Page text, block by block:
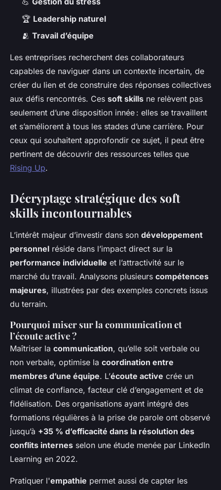
🏆 Leadership naturel
🫂 Travail d’équipe
Les entreprises recherchent des collaborateurs
capables de naviguer dans un contexte incertain, de
créer du lien et de construire des réponses collectives
aux défis rencontrés. Ces soft skills ne relèvent pas
seulement d’une disposition innée : elles se travaillent
et s’améliorent à tous les stades d’une carrière. Pour
ceux qui souhaitent approfondir ce sujet, il peut être
pertinent de découvrir des ressources telles que
Rising Up.
Décryptage stratégique des soft
skills incontournables
L’intérêt majeur d’investir dans son développement
personnel réside dans l’impact direct sur la
performance individuelle et l’attractivité sur le
marché du travail. Analysons plusieurs compétences
majeures, illustrées par des exemples concrets issus
du terrain.
Pourquoi miser sur la communication et
l’écoute active ?
Maîtriser la communication, qu’elle soit verbale ou
non verbale, optimise la coordination entre
membres d’une équipe. L’écoute active crée un
climat de confiance, facteur clé d’engagement et de
fidélisation. Des organisations ayant intégré des
formations régulières à la prise de parole ont observé
jusqu’à +35 % d’efficacité dans la résolution des
conflits internes selon une étude menée par LinkedIn
Learning en 2022.
Pratiquer l'empathie permet aussi de capter les